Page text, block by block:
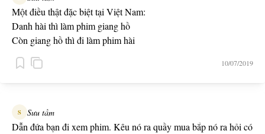
Một điều thật đặc biệt tại Việt Nam:
Danh hài thì làm phim giang hồ
Còn giang hồ thì đi làm phim hài
10/07/2019
S Sưu tầm
Dẫn đứa bạn đi xem phim. Kêu nó ra quầy mua bắp nó ra hỏi có